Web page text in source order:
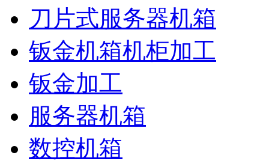
刀片式服务器机箱
钣金机箱机柜加工
钣金加工
服务器机箱
数控机箱